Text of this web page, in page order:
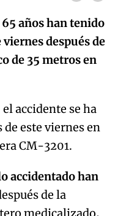
años han tenido
después de
de 35 metros en
accidente se ha
este viernes en
CM-3201.
accidentado han
de la